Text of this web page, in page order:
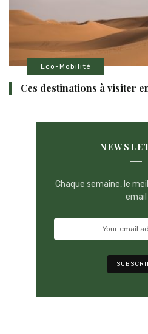
Eco-Mobilité
Ces destinations à visiter
Chaque semaine, le
email